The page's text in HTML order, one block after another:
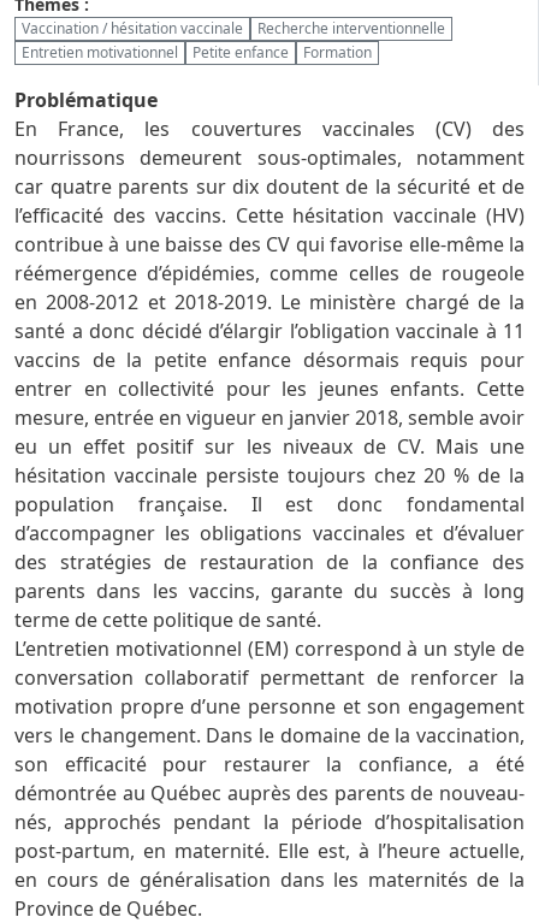
Vaccination / hésitation vaccinale
Recherche interventionnelle
Entretien motivationnel
Petite enfance Formation
Problématique
En France, les couvertures vaccinales (CV) des
nourrissons demeurent sous-optimales, notamment
car quatre parents sur dix doutent de la sécurité et de
l’efficacité des vaccins. Cette hésitation vaccinale (HV)
contribue à une baisse des CV qui favorise elle-même la
réémergence d’épidémies, comme celles de rougeole
en 2008-2012 et 2018-2019. Le ministère chargé de la
santé a donc décidé d’élargir l’obligation vaccinale à 11
vaccins de la petite enfance désormais requis pour
entrer en collectivité pour les jeunes enfants. Cette
mesure, entrée en vigueur en janvier 2018, semble avoir
eu un effet positif sur les niveaux de CV. Mais une
hésitation vaccinale persiste toujours chez 20 % de la
population française. Il est donc fondamental
d’accompagner les obligations vaccinales et d’évaluer
des stratégies de restauration de la confiance des
parents dans les vaccins, garante du succès à long
terme de cette politique de santé.
L’entretien motivationnel (EM) correspond à un style de
conversation collaboratif permettant de renforcer la
motivation propre d’une personne et son engagement
vers le changement. Dans le domaine de la vaccination,
son efficacité pour restaurer la confiance, a été
démontrée au Québec auprès des parents de nouveau-
nés, approchés pendant la période d’hospitalisation
post-partum, en maternité. Elle est, à l’heure actuelle,
en cours de généralisation dans les maternités de la
Province de Québec.